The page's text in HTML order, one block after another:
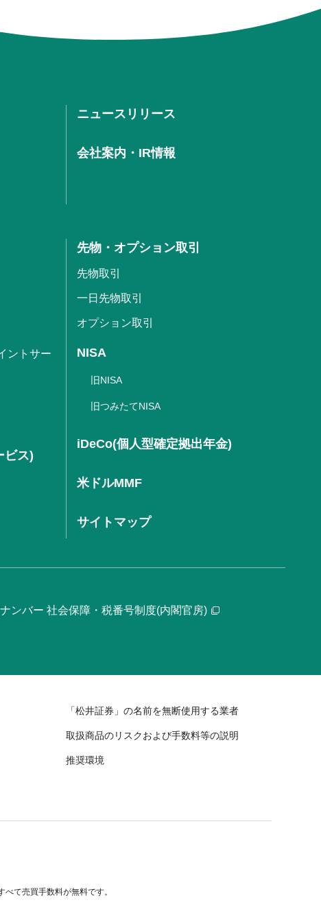
ニュースリリース
会社案内・IR情報
ントサー
ビス)
先物・オプション取引
先物取引
一日先物取引
オプション取引
NISA
旧NISA
旧つみたてNISA
iDeCo(個人型確定拠出年金)
米ドルMMF
サイトマップ
ンバー 社会保障・税番号制度(内閣官房)
「松井証券」の名前を無断使用する業者
取扱商品のリスクおよび手数料等の説明
推奨環境
て売買手数料が無料です。